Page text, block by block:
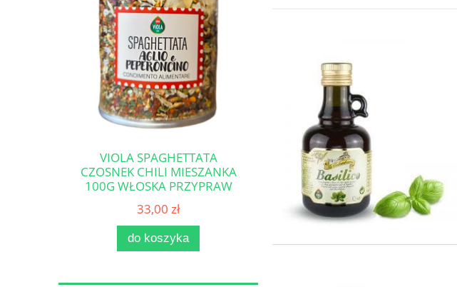
VIOLA SPAGHETTATA
CZOSNEK CHILI MIESZANKA
100G WŁOSKA PRZYPRAW
DO MAKARONU
33,00 zł
do koszyka